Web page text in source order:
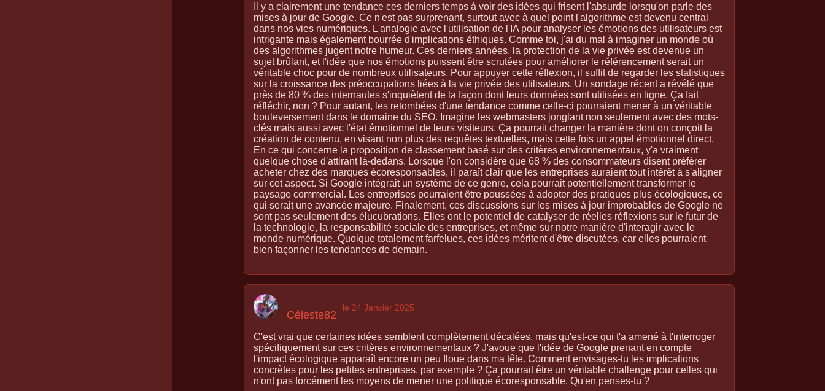
Il y a clairement une tendance ces derniers temps à voir des idées qui frisent l'absurde lorsqu'on parle des
mises à jour de Google. Ce n'est pas surprenant, surtout avec à quel point l'algorithme est devenu central
dans nos vies numériques. L'analogie avec l'utilisation de l'IA pour analyser les émotions des utilisateurs est
intrigante mais également bourrée d'implications éthiques. Comme toi, j'ai du mal à imaginer un monde où
des algorithmes jugent notre humeur. Ces derniers années, la protection de la vie privée est devenue un
sujet brûlant, et l'idée que nos émotions puissent être scrutées pour améliorer le référencement serait un
véritable choc pour de nombreux utilisateurs. Pour appuyer cette réflexion, il suffit de regarder les statistiques
sur la croissance des préoccupations liées à la vie privée des utilisateurs. Un sondage récent a révélé que
près de 80 % des internautes s'inquiètent de la façon dont leurs données sont utilisées en ligne. Ça fait
réfléchir, non ? Pour autant, les retombées d'une tendance comme celle-ci pourraient mener à un véritable
bouleversement dans le domaine du SEO. Imagine les webmasters jonglant non seulement avec des mots-
clés mais aussi avec l'état émotionnel de leurs visiteurs. Ça pourrait changer la manière dont on conçoit la
création de contenu, en visant non plus des requêtes textuelles, mais cette fois un appel émotionnel direct.
En ce qui concerne la proposition de classement basé sur des critères environnementaux, y'a vraiment
quelque chose d'attirant là-dedans. Lorsque l'on considère que 68 % des consommateurs disent préférer
acheter chez des marques écoresponsables, il paraît clair que les entreprises auraient tout intérêt à s'aligner
sur cet aspect. Si Google intégrait un système de ce genre, cela pourrait potentiellement transformer le
paysage commercial. Les entreprises pourraient être poussées à adopter des pratiques plus écologiques, ce
qui serait une avancée majeure. Finalement, ces discussions sur les mises à jour improbables de Google ne
sont pas seulement des élucubrations. Elles ont le potentiel de catalyser de réelles réflexions sur le futur de
la technologie, la responsabilité sociale des entreprises, et même sur notre manière d'interagir avec le
monde numérique. Quoique totalement farfelues, ces idées méritent d'être discutées, car elles pourraient
bien façonner les tendances de demain.
Céleste82
le 24 Janvier 2025
C'est vrai que certaines idées semblent complètement décalées, mais qu'est-ce qui t'a amené à t'interroger
spécifiquement sur ces critères environnementaux ? J'avoue que l'idée de Google prenant en compte
l'impact écologique apparaît encore un peu floue dans ma tête. Comment envisages-tu les implications
concrètes pour les petites entreprises, par exemple ? Ça pourrait être un véritable challenge pour celles qui
n'ont pas forcément les moyens de mener une politique écoresponsable. Qu'en penses-tu ?